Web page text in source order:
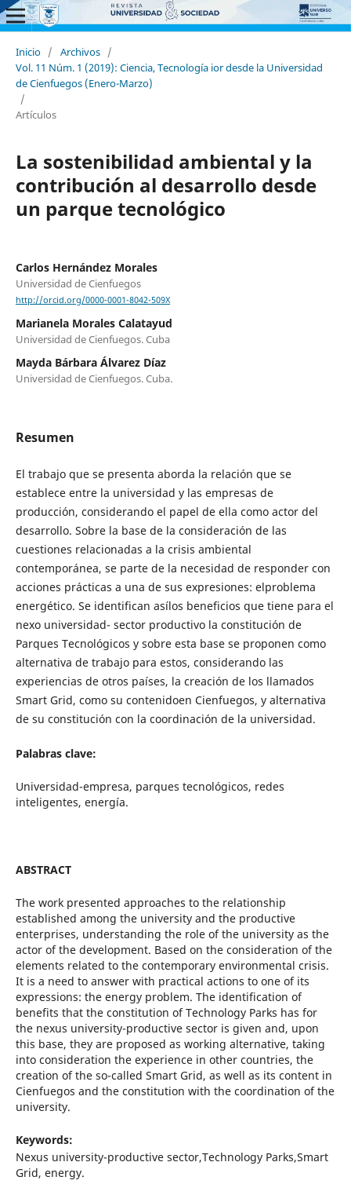
Inicio / Archivos /
Vol. 11 Núm. 1 (2019): Ciencia, Tecnología ior desde la Universidad
de Cienfuegos (Enero-Marzo)
/
Artículos
La sostenibilidad ambiental y la
contribución al desarrollo desde
un parque tecnológico
Carlos Hernández Morales
Universidad de Cienfuegos
http://orcid.org/0000-0001-8042-509X
Marianela Morales Calatayud
Universidad de Cienfuegos. Cuba
Mayda Bárbara Álvarez Díaz
Universidad de Cienfuegos. Cuba.
Resumen
El trabajo que se presenta aborda la relación que se
establece entre la universidad y las empresas de
producción, considerando el papel de ella como actor del
desarrollo. Sobre la base de la consideración de las
cuestiones relacionadas a la crisis ambiental
contemporánea, se parte de la necesidad de responder con
acciones prácticas a una de sus expresiones: elproblema
energético. Se identifican asílos beneficios que tiene para el
nexo universidad- sector productivo la constitución de
Parques Tecnológicos y sobre esta base se proponen como
alternativa de trabajo para estos, considerando las
experiencias de otros países, la creación de los llamados
Smart Grid, como su contenidoen Cienfuegos, y alternativa
de su constitución con la coordinación de la universidad.
Palabras clave:
Universidad-empresa, parques tecnológicos, redes
inteligentes, energía.
ABSTRACT
The work presented approaches to the relationship
established among the university and the productive
enterprises, understanding the role of the university as the
actor of the development. Based on the consideration of the
elements related to the contemporary environmental crisis.
It is a need to answer with practical actions to one of its
expressions: the energy problem. The identification of
benefits that the constitution of Technology Parks has for
the nexus university-productive sector is given and, upon
this base, they are proposed as working alternative, taking
into consideration the experience in other countries, the
creation of the so-called Smart Grid, as well as its content in
Cienfuegos and the constitution with the coordination of the
university.
Keywords:
Nexus university-productive sector,Technology Parks,Smart
Grid, energy.